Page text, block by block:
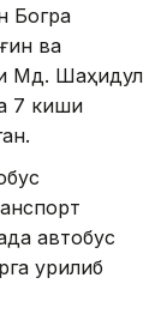
Богра
ва
Мд. Шаҳидул
7 киши
автобус
урилиб